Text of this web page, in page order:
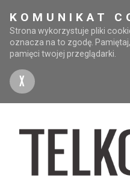
KOMUNIKAT
Strona wykorzystuje pliki
oznacza na to zgodę.
pamięci twojej przeglądarki.
X